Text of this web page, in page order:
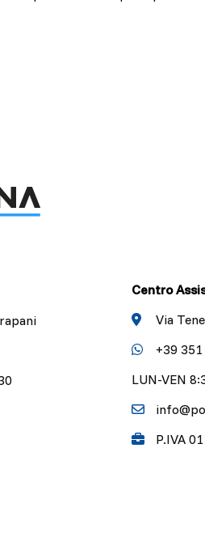
Centro
Via
+39
LUN-VEN
P.IVA